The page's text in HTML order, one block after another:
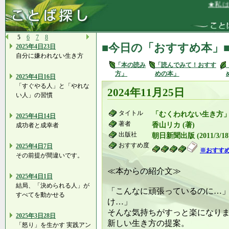
★私は、
5 6 7
8
2025年4日23日
自分に嫌われない生き方
2025年4日16日
「すぐやる人」と「やれな
い人」の習慣
2025年4日14日
成功者と成幸者
2025年4日7日
その前提が間違いです。
2025年4日1日
結局、「決められる人」が
すべてを動かせる
2025年3日28日
「怒り」を生かす 実践アン
■今日の「おすすめ本」
「本の読み
方」
「読んでみて！おすす
めの本」
2024年11月25日
タイトル 「むくわれない生き方
著者 香山リカ (著)
出版社 朝日新聞出版 (2011/3/
おすすめ度
※おすす
≪本からの紹介文≫
「こんなに頑張っているのに…
け…」
そんな気持ちがすっと楽になり
新しい生き方の提案。